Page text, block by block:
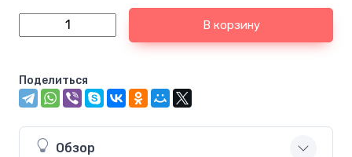
В корзину
Поделиться
Обзор